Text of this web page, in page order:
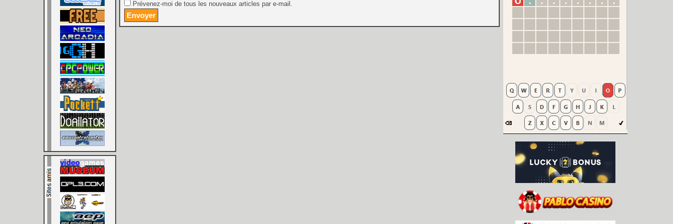
Prévenez-moi de tous les nouveaux articles par e-mail.